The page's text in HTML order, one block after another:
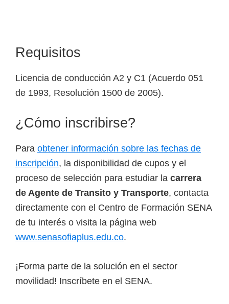
Requisitos
Licencia de conducción A2 y C1 (Acuerdo 051
de 1993, Resolución 1500 de 2005).
¿Cómo inscribirse?
Para obtener información sobre las fechas de
inscripción, la disponibilidad de cupos y el
proceso de selección para estudiar la carrera
de Agente de Transito y Transporte, contacta
directamente con el Centro de Formación SENA
de tu interés o visita la página web
www.senasofiaplus.edu.co.
¡Forma parte de la solución en el sector
movilidad! Inscríbete en el SENA.